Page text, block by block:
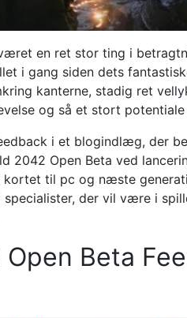
en ret stor ting i
i gang siden dets
kanterne, stadig ret
og så et stort
i et blogindlæg, der
2042 Open Beta ved
til pc og næste
der vil være i
Beta